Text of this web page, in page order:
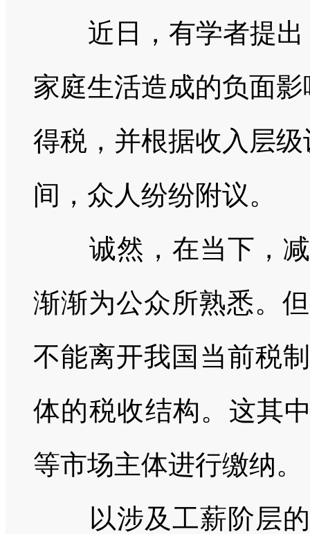
近日，有学者提
家庭生活造成的负面
得税，并根据收入层
间，众人纷纷附议。
诚然，在当下，减
渐渐为公众所熟悉。
不能离开我国当前税
体的税收结构。这其
等市场主体进行缴纳。
以涉及工薪阶层的